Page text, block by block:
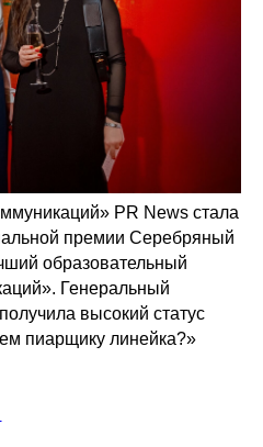
PR News стала
премии Серебряный
образовательный
Генеральный
высокий статус
пиарщику линейка?»